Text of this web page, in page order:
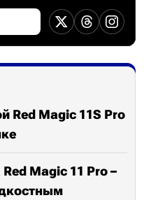
Red Magic 11S Pro
Magic 11 Pro –